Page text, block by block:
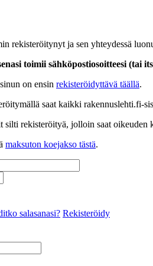
rekisteröitynyt ja sen yhteydessä
toimii sähköpostiosoitteesi (tai
on ensin rekisteröidyttävä täällä.
saat kaikki rakennuslehti.fi-
silti rekisteröityä, jolloin saat
maksuton koejakso tästä.
salasanasi? Rekisteröidy